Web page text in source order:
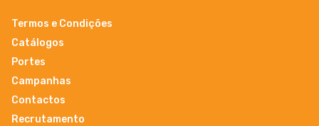
Termos e Condições
Catálogos
Portes
Campanhas
Contactos
Recrutamento